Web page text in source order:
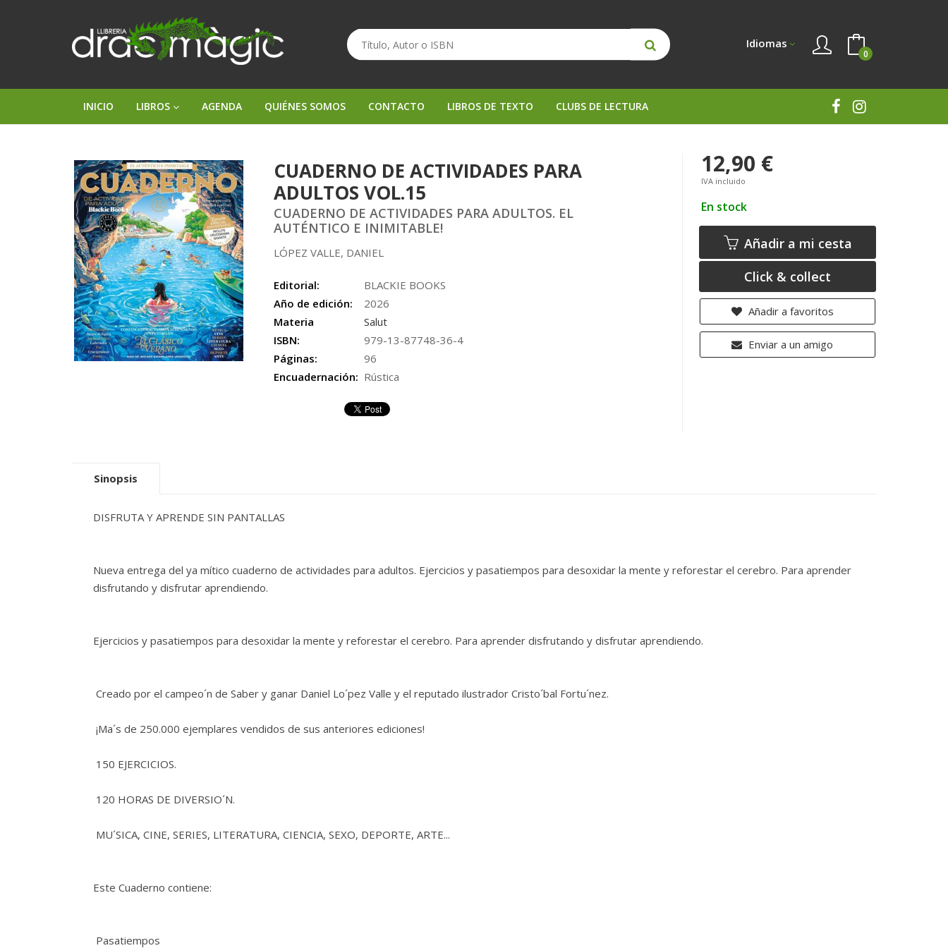
Idiomas
0
INICIO LIBROS AGENDA QUIÉNES SOMOS CONTACTO LIBROS DE TEXTO CLUBS DE LECTURA
CUADERNO DE ACTIVIDADES PARA
ADULTOS VOL.15
CUADERNO DE ACTIVIDADES PARA ADULTOS. EL
AUTÉNTICO E INIMITABLE!
LÓPEZ VALLE, DANIEL
Editorial:
BLACKIE BOOKS
Año de edición:
2026
Materia
Salut
ISBN:
979-13-87748-36-4
Páginas:
96
Encuadernación: Rústica
12,90 €
IVA incluido
En stock
Añadir a mi cesta
Click & collect
Añadir a favoritos
Enviar a un amigo
Sinopsis
DISFRUTA Y APRENDE SIN PANTALLAS
Nueva entrega del ya mítico cuaderno de actividades para adultos. Ejercicios y pasatiempos para desoxidar la mente y reforestar el cerebro. Para aprender
disfrutando y disfrutar aprendiendo.
Ejercicios y pasatiempos para desoxidar la mente y reforestar el cerebro. Para aprender disfrutando y disfrutar aprendiendo.
 Creado por el campeo´n de Saber y ganar Daniel Lo´pez Valle y el reputado ilustrador Cristo´bal Fortu´nez.
 ¡Ma´s de 250.000 ejemplares vendidos de sus anteriores ediciones!
 150 EJERCICIOS.
 120 HORAS DE DIVERSIO´N.
 MU´SICA, CINE, SERIES, LITERATURA, CIENCIA, SEXO, DEPORTE, ARTE...
Este Cuaderno contiene:
 Pasatiempos